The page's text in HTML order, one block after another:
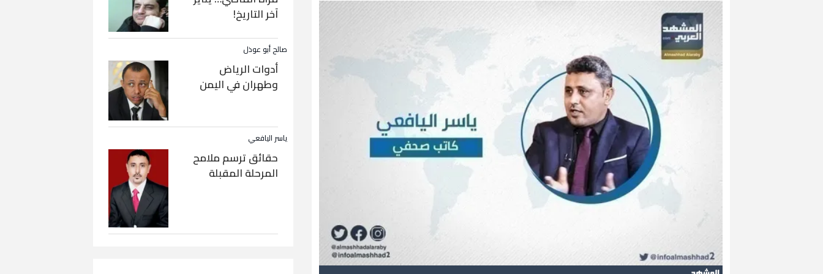
آخر التاريخ!
صالح أبو عوذل
أدوات الرياض
وطهران في اليمن
ياسر اليافعي
حقائق ترسم ملامح
المرحلة المقبلة